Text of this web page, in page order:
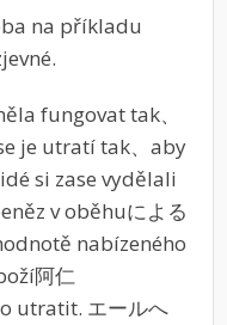
na příkladu
fungovat tak、
je utratí tak、aby
si zase vydělali
v oběhuによる
nabízeného
阿仁
utratit. エールへ